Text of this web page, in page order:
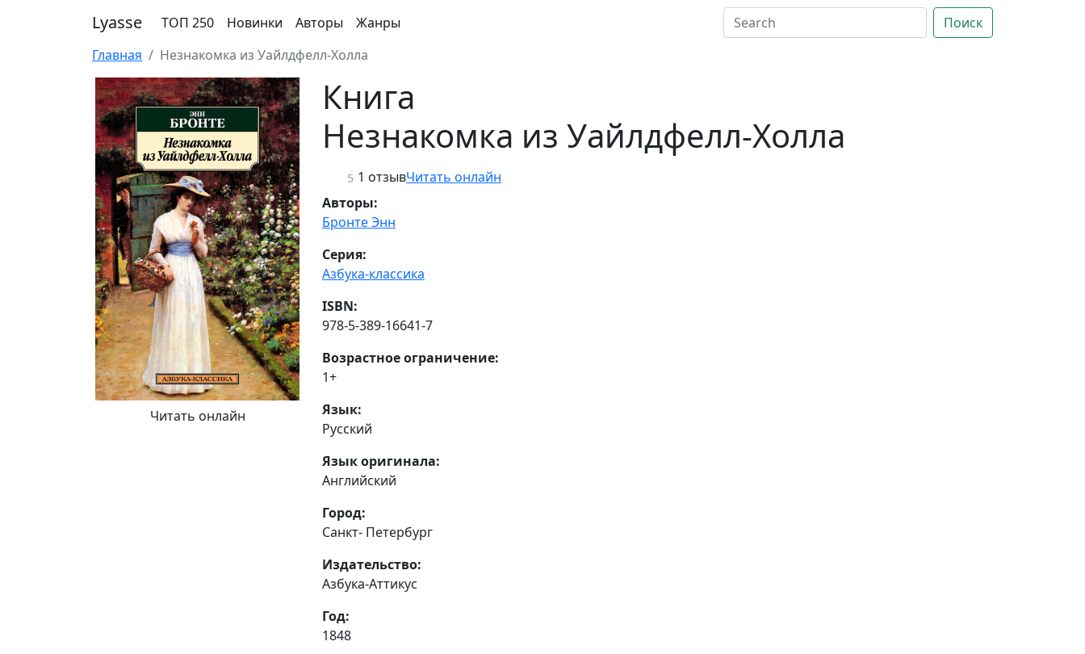
Lyasse ТОП 250 Новинки Авторы Жанры
Поиск
Главная
Незнакомка из Уайлдфелл-Холла
Читать онлайн
Книга
Незнакомка из Уайлдфелл-Холла
5 1 отзывЧитать онлайн
Авторы:
Бронте Энн
Серия:
Азбука-классика
ISBN:
978-5-389-16641-7
Возрастное ограничение:
1+
Язык:
Русский
Язык оригинала:
Английский
Город:
Санкт- Петербург
Издательство:
Азбука-Аттикус
Год:
1848